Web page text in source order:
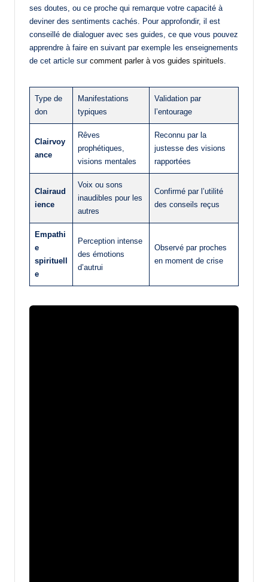
ses doutes, ou ce proche qui remarque votre capacité à
deviner des sentiments cachés. Pour approfondir, il est
conseillé de dialoguer avec ses guides, ce que vous pouvez
apprendre à faire en suivant par exemple les enseignements
de cet article sur comment parler à vos guides spirituels
Type de
don
Manifestations
typiques
Validation par
l’entourage
Clairvoy
ance
Rêves
prophétiques,
visions mentales
Reconnu par la
justesse des visions
rapportées
Clairaud
ience
Voix ou sons
inaudibles pour les
autres
Confirmé par l’utilité
des conseils reçus
Empathi
e
spirituell
e
Perception intense
des émotions
d’autrui
Observé par proches
en moment de crise